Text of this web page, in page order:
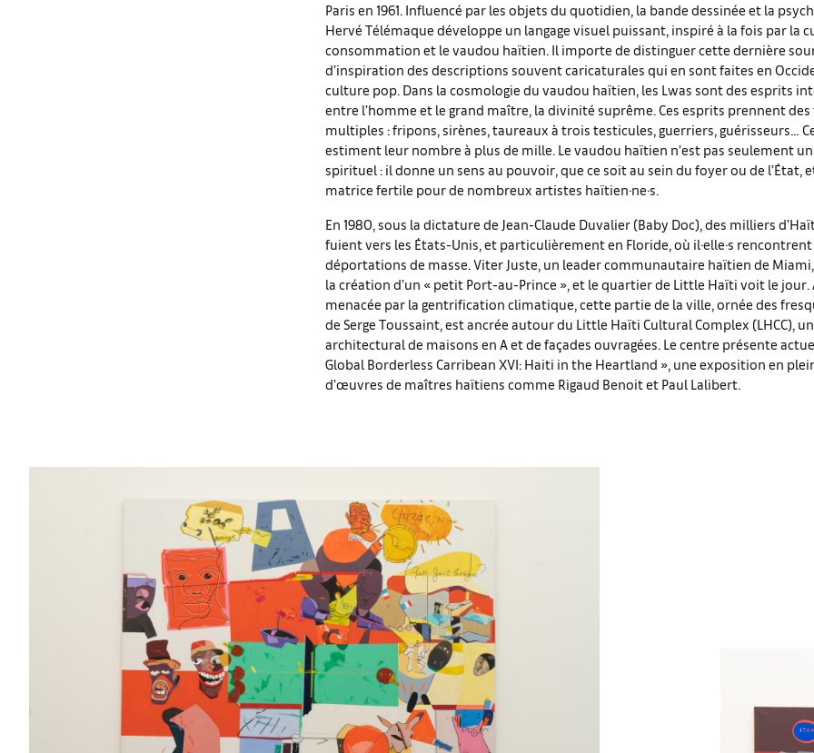
Paris en 1961. Influencé par les objets du quotidien, la bande dessinée et la
Hervé Télémaque développe un langage visuel puissant, inspiré à la fois par la
consommation et le vaudou haïtien. Il importe de distinguer cette dernière
d’inspiration des descriptions souvent caricaturales qui en sont faites en
culture pop. Dans la cosmologie du vaudou haïtien, les Lwas sont des esprits
entre l’homme et le grand maître, la divinité suprême. Ces esprits prennent
multiples : fripons, sirènes, taureaux à trois testicules, guerriers, guérisseurs…
estiment leur nombre à plus de mille. Le vaudou haïtien n’est pas seulement
spirituel : il donne un sens au pouvoir, que ce soit au sein du foyer ou de l’État,
matrice fertile pour de nombreux artistes haïtien·ne·s.
En 1980, sous la dictature de Jean-Claude Duvalier (Baby Doc), des milliers
fuient vers les États-Unis, et particulièrement en Floride, où il·elle·s
déportations de masse. Viter Juste, un leader communautaire haïtien de
la création d’un « petit Port-au-Prince », et le quartier de Little Haïti voit le jour.
menacée par la gentrification climatique, cette partie de la ville, ornée des
de Serge Toussaint, est ancrée autour du Little Haïti Cultural Complex (LHCC),
architectural de maisons en A et de façades ouvragées. Le centre présente
Global Borderless Carribean XVI: Haiti in the Heartland », une exposition en
d’œuvres de maîtres haïtiens comme Rigaud Benoit et Paul Lalibert.